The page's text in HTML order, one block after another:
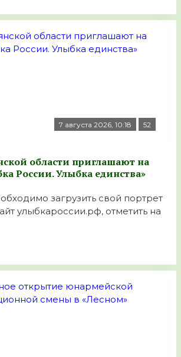
7 августа 2026, 10:18 52
области приглашают на
России. Улыбка единства»
загрузить свой портрет
улыбкароссии.рф, отметить на